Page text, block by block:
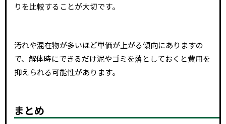
りを比較することが大切です。
汚れや混在物が多いほど単価が上がる傾向にありますの
で、解体時にできるだけ泥やゴミを落としておくと費用を
抑えられる可能性があります。
まとめ